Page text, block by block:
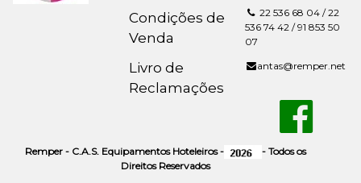
Condições de
Venda
Livro de
Reclamações
22 536 68 04 / 22
536 74 42 / 91 853 50
07
antas@remper.net
Remper - C.A.S. Equipamentos Hoteleiros -
- Todos os
Direitos Reservados